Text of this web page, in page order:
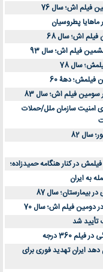
فیلم اش؛ سال 76
اش؛ سال 68
امنیت سازمان ملل/حملات
به ایران
بیمارستان؛ سال 87
تأیید شد
دهد ایران تهدید فوری برای